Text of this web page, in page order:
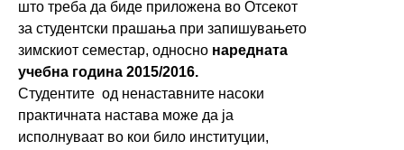
што треба да биде приложена во Отсекот
за студентски прашања при запишувањето
зимскиот семестар, односно наредната
учебна година 2015/2016.
Студентите од ненаставните насоки
практичната настава може да ја
исполнуваат во кои било институции,